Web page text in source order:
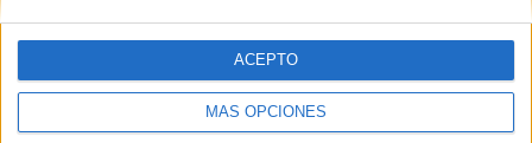
MÁS OPCIONES
ACEPTO